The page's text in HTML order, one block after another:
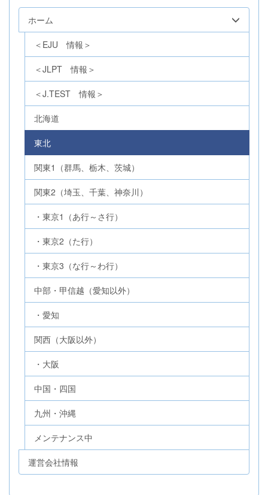
ホーム
＜EJU 情報＞
＜JLPT 情報＞
＜J.TEST 情報＞
北海道
東北
関東1（群馬、栃木、茨城）
関東2（埼玉、千葉、神奈川）
・東京1（あ行～さ行）
・東京2（た行）
・東京3（な行～わ行）
中部・甲信越（愛知以外）
・愛知
関西（大阪以外）
・大阪
中国・四国
九州・沖縄
メンテナンス中
運営会社情報